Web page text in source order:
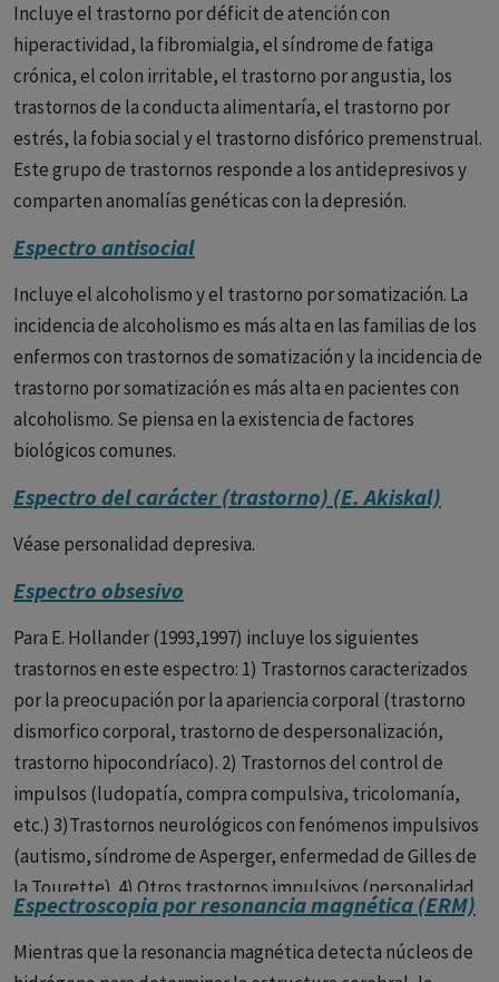
el deprimido, sobre todo en las formas estuporosas,
puede presentarse autista, lo mismo que determinadas
personalidades como las esquizotípicas.
Kurt Schneiderconsidera a los depresivos endógenos
menos influenciables por el exterior que los
esquizofrénicos. A veces el paciente autista esquizofrénico
anterior o el de los otros y así nos puede decir como esta
enferma: Ustedes viven una vida y nosotros vivimos otra
distinta.(IGF)
Las últimas actualizaciones del DSM y CIE van ambas en la
misma línea con respecto al autismo.
Han englobando todos los diagnósticos relacionados con el
autismo en un único término denominado
“Trastorno del
espectro del autismo” (TEA).
determinantes en el TEA:
las dificultades de la interacción social y la comunicación
social,
y los intereses restringidos y comportamientos repetitivos.
Eliminando los problemas de lenguaje que incluían las
anteriores ediciones de estos manuales.
También ambas clasificaciones señalan la importancia de
examinar sensibilidades sensoriales inusuales.
CIE y DSM.
Incluye el trastorno por déficit de atención con
hiperactividad, la fibromialgia, el síndrome de fatiga
crónica, el colon irritable, el trastorno por angustia, los
trastornos de la conducta alimentaría, el trastorno por
estrés, la fobia social y el trastorno disfórico premenstrual.
Este grupo de trastornos responde a los antidepresivos y
comparten anomalías genéticas con la depresión.
Espectro antisocial
Incluye el alcoholismo y el trastorno por somatización. La
incidencia de alcoholismo es más alta en las familias de los
enfermos con trastornos de somatización y la incidencia de
trastorno por somatización es más alta en pacientes con
alcoholismo. Se piensa en la existencia de factores
biológicos comunes.
Espectro del carácter (trastorno) (E. Akiskal)
Véase personalidad depresiva.
Espectro obsesivo
Para E. Hollander (1993,1997) incluye los siguientes
trastornos en este espectro: 1) Trastornos caracterizados
por la preocupación por la apariencia corporal (trastorno
dismorfico corporal, trastorno de despersonalización,
trastorno hipocondríaco). 2) Trastornos del control de
impulsos (ludopatía, compra compulsiva, tricolomanía,
etc.) 3)Trastornos neurológicos con fenómenos impulsivos
(autismo, síndrome de Asperger, enfermedad de Gilles de
la Tourette). 4) Otros trastornos impulsivos (personalidad
límite, personalidad antisocial, trastorno obsesivo-
compulsivo, esquizofrenia con síntomas obsesivos, etc.).
Espectroscopia por resonancia magnética (ERM)
Mientras que la resonancia magnética detecta núcleos de